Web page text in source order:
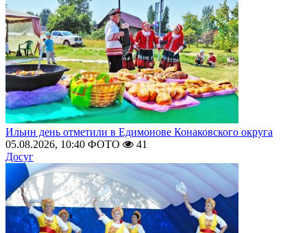
Ильин день отметили в Едимонове Конаковского округа
05.08.2026, 10:40 ФОТО
41
Досуг